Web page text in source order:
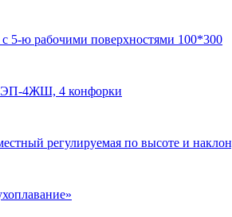
с 5-ю рабочими поверхностями 100*300
ЭП-4ЖШ, 4 конфорки
регулируемая по высоте и